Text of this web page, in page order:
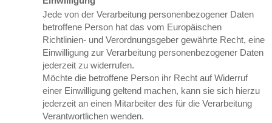
Jede von der Verarbeitung personenbezogener Daten
betroffene Person hat das vom Europäischen
Richtlinien- und Verordnungsgeber gewährte Recht, eine
Einwilligung zur Verarbeitung personenbezogener Daten
jederzeit zu widerrufen.
Möchte die betroffene Person ihr Recht auf Widerruf
einer Einwilligung geltend machen, kann sie sich hierzu
jederzeit an einen Mitarbeiter des für die Verarbeitung
Verantwortlichen wenden.